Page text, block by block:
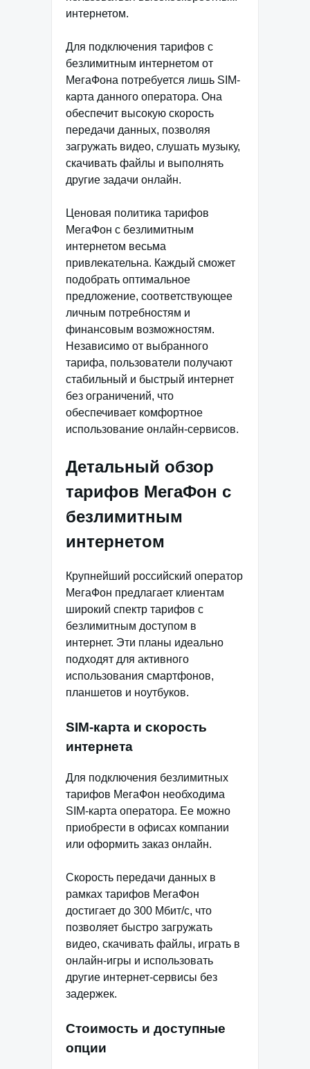
интернетом.
Для подключения тарифов с
безлимитным интернетом от
МегаФона потребуется лишь SIM-
карта данного оператора. Она
обеспечит высокую скорость
передачи данных, позволяя
загружать видео, слушать музыку,
скачивать файлы и выполнять
другие задачи онлайн.
Ценовая политика тарифов
МегаФон с безлимитным
интернетом весьма
привлекательна. Каждый сможет
подобрать оптимальное
предложение, соответствующее
личным потребностям и
финансовым возможностям.
Независимо от выбранного
тарифа, пользователи получают
стабильный и быстрый интернет
без ограничений, что
обеспечивает комфортное
использование онлайн-сервисов.
Детальный обзор
тарифов МегаФон с
безлимитным
интернетом
Крупнейший российский оператор
МегаФон предлагает клиентам
широкий спектр тарифов с
безлимитным доступом в
интернет. Эти планы идеально
подходят для активного
использования смартфонов,
планшетов и ноутбуков.
SIM-карта и скорость
интернета
Для подключения безлимитных
тарифов МегаФон необходима
SIM-карта оператора. Ее можно
приобрести в офисах компании
или оформить заказ онлайн.
Скорость передачи данных в
рамках тарифов МегаФон
достигает до 300 Мбит/с, что
позволяет быстро загружать
видео, скачивать файлы, играть в
онлайн-игры и использовать
другие интернет-сервисы без
задержек.
Стоимость и доступные
опции